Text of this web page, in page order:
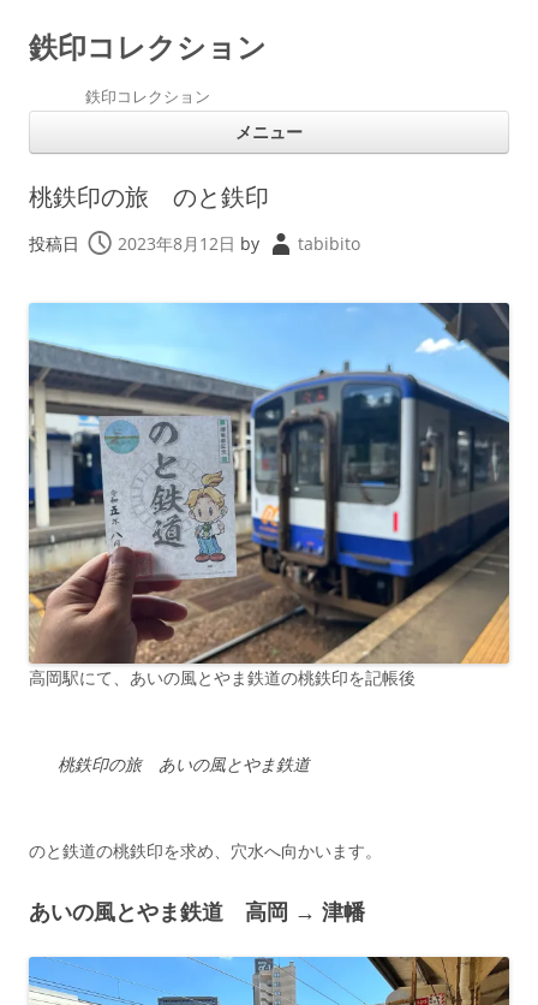
鉄印コレクション
鉄印コレクション
メニュー
桃鉄印の旅 のと鉄印
投稿日 2023年8月12日 by tabibito
高岡駅にて、あいの風とやま鉄道の桃鉄印を記帳後
桃鉄印の旅 あいの風とやま鉄道
のと鉄道の桃鉄印を求め、穴水へ向かいます。
あいの風とやま鉄道 高岡 → 津幡